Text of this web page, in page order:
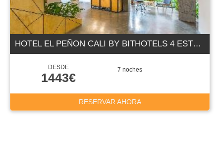
HOTEL EL PEÑON CALI BY BITHOTELS 4 ESTRELLAS
DESDE
1443€
7 noches
RESERVAR AHORA